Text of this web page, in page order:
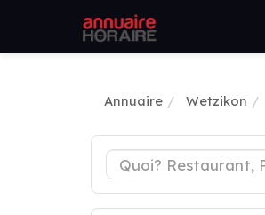
Annuaire Wetzikon